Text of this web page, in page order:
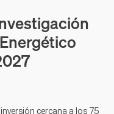
cercana a los 75